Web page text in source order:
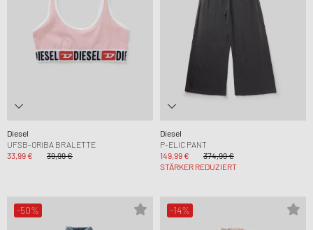
Diesel
UFSB-ORIBA BRALETTE
33,99 €
39,99 €
Diesel
P-ELIC PANT
149,99 €
374,99 €
STÄRKER REDUZIERT
-50% -14%